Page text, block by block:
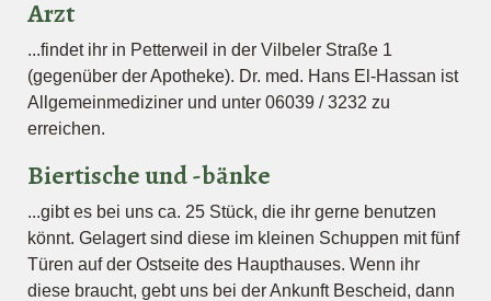
Arzt
...findet ihr in Petterweil in der Vilbeler Straße 1
(gegenüber der Apotheke). Dr. med. Hans El-Hassan ist
Allgemeinmediziner und unter 06039 / 3232 zu
erreichen.
Biertische und -bänke
...gibt es bei uns ca. 25 Stück, die ihr gerne benutzen
könnt. Gelagert sind diese im kleinen Schuppen mit fünf
Türen auf der Ostseite des Haupthauses. Wenn ihr
diese braucht, gebt uns bei der Ankunft Bescheid, dann